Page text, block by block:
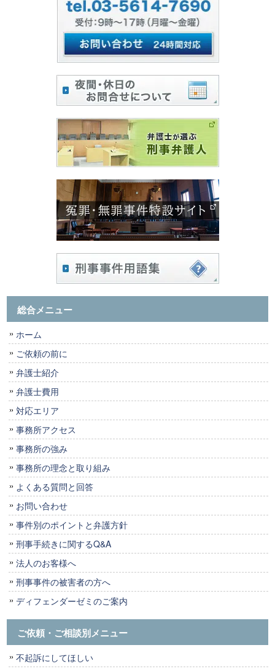
総合メニュー
ホーム
ご依頼の前に
弁護士紹介
弁護士費用
対応エリア
事務所アクセス
事務所の強み
事務所の理念と取り組み
よくある質問と回答
お問い合わせ
事件別のポイントと弁護方針
刑事手続きに関するQ&A
法人のお客様へ
刑事事件の被害者の方へ
ディフェンダーゼミのご案内
ご依頼・ご相談別メニュー
不起訴にしてほしい